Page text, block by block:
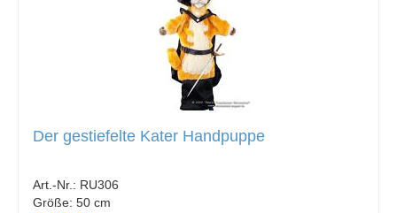
Der gestiefelte Kater Handpuppe
Art.-Nr.: RU306
Größe: 50 cm